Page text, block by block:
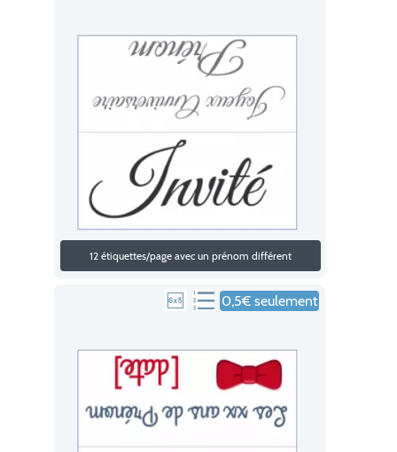
12 étiquettes/page avec un prénom différent
0,5€ seulement